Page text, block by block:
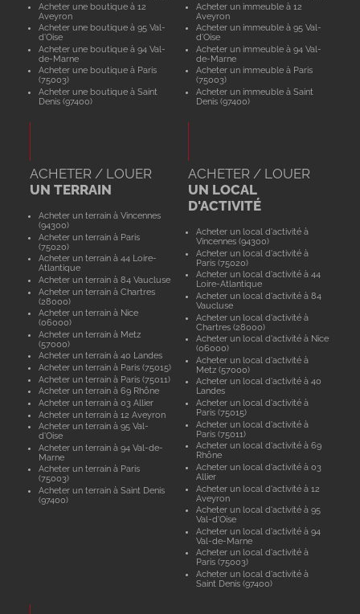
Acheter une boutique à 12
Aveyron
Acheter une boutique à 95 Val-
d'Oise
Acheter une boutique à 94 Val-
de-Marne
Acheter une boutique à Paris
(75003)
Acheter une boutique à Saint
Denis (97400)
Acheter un immeuble à 12
Aveyron
Acheter un immeuble à 95 Val-
d'Oise
Acheter un immeuble à 94 Val-
de-Marne
Acheter un immeuble à Paris
(75003)
Acheter un immeuble à Saint
Denis (97400)
ACHETER / LOUER
UN TERRAIN
Acheter un terrain à Vincennes
(94300)
Acheter un terrain à Paris
(75020)
Acheter un terrain à 44 Loire-
Atlantique
Acheter un terrain à 84 Vaucluse
Acheter un terrain à Chartres
(28000)
Acheter un terrain à Nice
(06000)
Acheter un terrain à Metz
(57000)
Acheter un terrain à 40 Landes
Acheter un terrain à Paris (75015)
Acheter un terrain à Paris (75011)
Acheter un terrain à 69 Rhône
Acheter un terrain à 03 Allier
Acheter un terrain à 12 Aveyron
Acheter un terrain à 95 Val-
d'Oise
Acheter un terrain à 94 Val-de-
Marne
Acheter un terrain à Paris
(75003)
Acheter un terrain à Saint Denis
(97400)
ACHETER / LOUER
UN LOCAL
D'ACTIVITÉ
Acheter un local d'activité à
Vincennes (94300)
Acheter un local d'activité à
Paris (75020)
Acheter un local d'activité à 44
Loire-Atlantique
Acheter un local d'activité à 84
Vaucluse
Acheter un local d'activité à
Chartres (28000)
Acheter un local d'activité à Nice
(06000)
Acheter un local d'activité à
Metz (57000)
Acheter un local d'activité à 40
Landes
Acheter un local d'activité à
Paris (75015)
Acheter un local d'activité à
Paris (75011)
Acheter un local d'activité à 69
Rhône
Acheter un local d'activité à 03
Allier
Acheter un local d'activité à 12
Aveyron
Acheter un local d'activité à 95
Val-d'Oise
Acheter un local d'activité à 94
Val-de-Marne
Acheter un local d'activité à
Paris (75003)
Acheter un local d'activité à
Saint Denis (97400)